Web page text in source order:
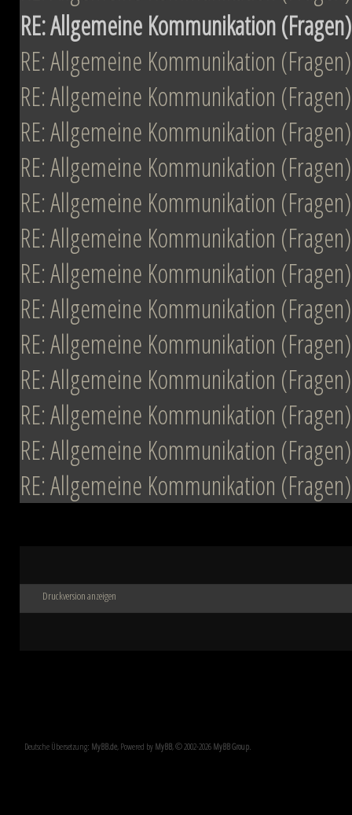
RE: Allgemeine Kommunikation (Fragen)
RE: Allgemeine Kommunikation (Fragen)
RE: Allgemeine Kommunikation (Fragen)
RE: Allgemeine Kommunikation (Fragen)
RE: Allgemeine Kommunikation (Fragen)
RE: Allgemeine Kommunikation (Fragen)
RE: Allgemeine Kommunikation (Fragen)
RE: Allgemeine Kommunikation (Fragen)
RE: Allgemeine Kommunikation (Fragen)
RE: Allgemeine Kommunikation (Fragen)
RE: Allgemeine Kommunikation (Fragen)
RE: Allgemeine Kommunikation (Fragen)
RE: Allgemeine Kommunikation (Fragen)
RE: Allgemeine Kommunikation (Fragen)
Druckversion anzeigen
Deutsche Übersetzung: MyBB.de, Powered by MyBB, © 2002-2026 MyBB Group.